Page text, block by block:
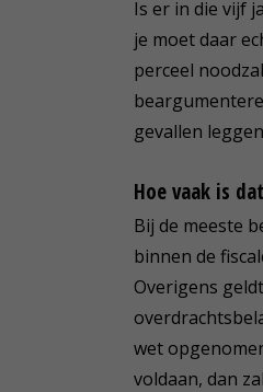
Is er in die vijf
je moet daar
perceel
gevallen
Hoe vaak is
Bij de meeste
binnen de
Overigens
wet
voldaan, dan